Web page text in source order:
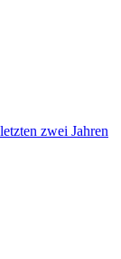
zwei Jahren